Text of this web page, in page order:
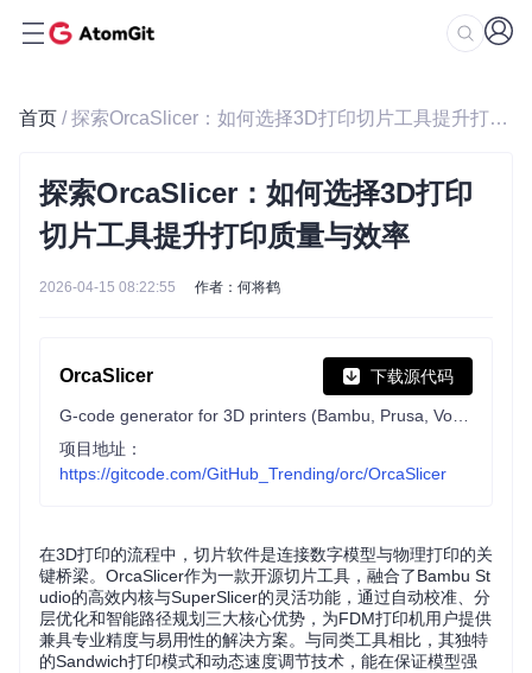
首页 / 探索OrcaSlicer：如何选择3D打印切片工具提升打印质量与效率
探索OrcaSlicer：如何选择3D打印
切片工具提升打印质量与效率
2026-04-15 08:22:55 作者：何将鹤
OrcaSlicer 下载源代码
项目地址：
https://gitcode.com/GitHub_Trending/orc/OrcaSlicer
在3D打印的流程中，切片软件是连接数字模型与物理打印的关
键桥梁。OrcaSlicer作为一款开源切片工具，融合了Bambu St
udio的高效内核与SuperSlicer的灵活功能，通过自动校准、分
层优化和智能路径规划三大核心优势，为FDM打印机用户提供
兼具专业精度与易用性的解决方案。与同类工具相比，其独特
的Sandwich打印模式和动态速度调节技术，能在保证模型强